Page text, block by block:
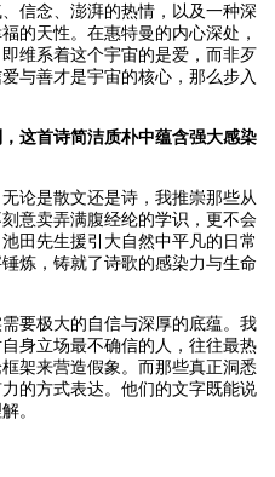
信念、澎湃的热情，以及一种深
的天性。在惠特曼的内心深处，
维系着这个宇宙的是爱，而非歹
与善才是宇宙的核心，那么步入
这首诗简洁质朴中蕴含强大感染
论是散文还是诗，我推崇那些从
意卖弄满腹经纶的学识，更不会
田先生援引大自然中平凡的日常
炼，铸就了诗歌的感染力与生命
要极大的自信与深厚的底蕴。我
身立场最不确信的人，往往最热
架来营造假象。而那些真正洞悉
的方式表达。他们的文字既能说
。